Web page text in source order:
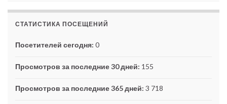
СТАТИСТИКА ПОСЕЩЕНИЙ
Посетителей сегодня: 0
Просмотров за последние 30 дней: 155
Просмотров за последние 365 дней: 3 718